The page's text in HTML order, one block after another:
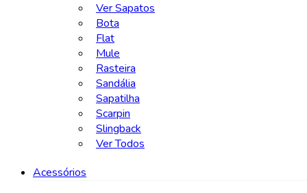
Ver Sapatos
Bota
Flat
Mule
Rasteira
Sandália
Sapatilha
Scarpin
Slingback
Ver Todos
Acessórios